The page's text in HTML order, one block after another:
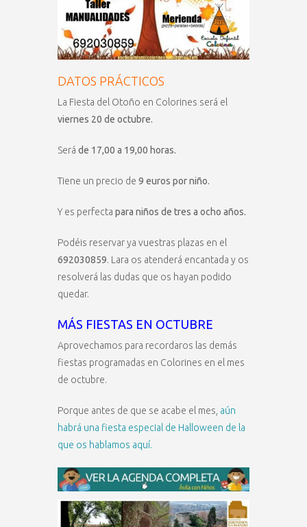
DATOS PRÁCTICOS
La Fiesta del Otoño en Colorines será el
viernes 20 de octubre.
Será de 17,00 a 19,00 horas.
Tiene un precio de 9 euros por niño.
Y es perfecta para niños de tres a ocho años.
Podéis reservar ya vuestras plazas en el
692030859. Lara os atenderá encantada y os
resolverá las dudas que os hayan podido
quedar.
MÁS FIESTAS EN OCTUBRE
Aprovechamos para recordaros las demás
fiestas programadas en Colorines en el mes
de octubre.
Porque antes de que se acabe el mes, aún
habrá una fiesta especial de Halloween de la
que os hablamos aquí.